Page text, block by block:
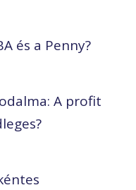
és a Penny?
A profit